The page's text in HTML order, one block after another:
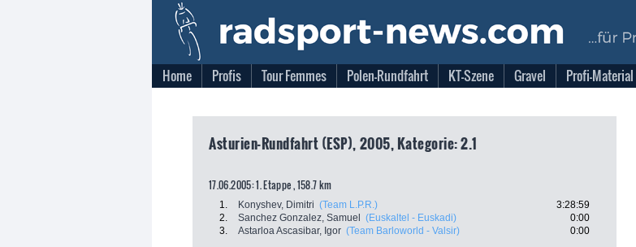
Home Profis Tour Femmes Polen-Rundfahrt KT-Szene Gravel Profi-Material
Asturien-Rundfahrt (ESP), 2005, Kategorie: 2.1
17.06.2005: 1. Etappe , 158.7 km
1. Konyshev, Dimitri (Team L.P.R.)
3:28:59
2.
Sanchez Gonzalez, Samuel (Euskaltel - Euskadi)
0:00
3.
Astarloa Ascasibar, Igor (Team Barloworld - Valsir) 0:00